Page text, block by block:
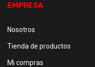
EMPRESA
Nosotros
Tienda de productos
Mi compras